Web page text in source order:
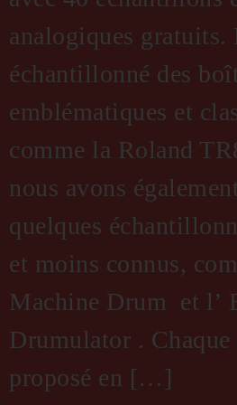
analogiques gratuits.
échantillonné des
emblématiques et
comme la Roland
nous avons
quelques
et moins connus,
Machine Drum et l’
Drumulator .
proposé en […]